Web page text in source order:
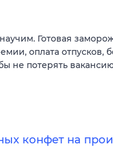
Готовая
оплата отпусков,
не потерять
конфет на